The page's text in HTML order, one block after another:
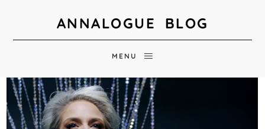
ANNALOGUE BLOG
MENU